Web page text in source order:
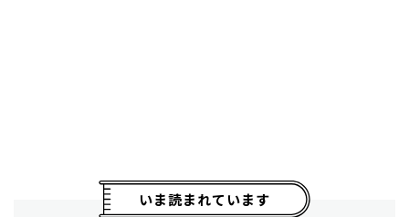
いま読まれています